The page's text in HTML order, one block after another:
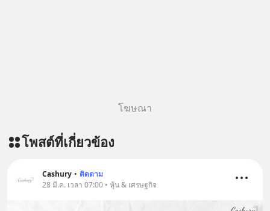
บรรเทาความเครียด ลดความวิตกกังวล
หลับมีประสิทธิภาพมากยิ่งขึ้น 📍 สนใจ
@diipgeek 🔗 หรือกดลิงก์
https://lin.ee/U91Fzyz
โฆษณา
โพสต์ที่เกี่ยวข้อง
Cashury • ติดตาม
28 มี.ค. เวลา 07:00 • หุ้น & เศรษฐกิจ